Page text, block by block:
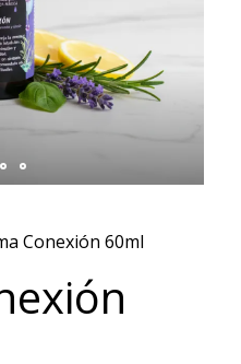
Conexión 60ml